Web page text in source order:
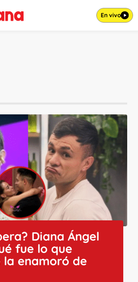
En vivo
Diana Ángel
fue lo que
la enamoró de